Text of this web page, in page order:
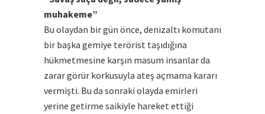
muhakeme”
Bu olaydan bir gün önce, denizaltı komutanı
bir başka gemiye terörist taşıdığına
hükmetmesine karşın masum insanlar da
zarar görür korkusuyla ateş açmama kararı
vermişti. Bu da sonraki olayda emirleri
yerine getirme saikiyle hareket ettiği